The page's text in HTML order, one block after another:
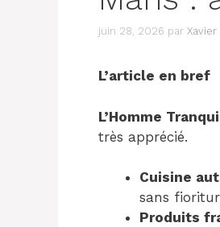
juin 28, 2026 par Xavier
L’article en bref
L’Homme
très apprécié.
Cuisine
sans
Produits